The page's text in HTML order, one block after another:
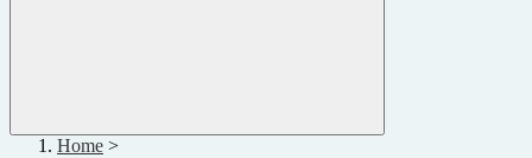
Home >